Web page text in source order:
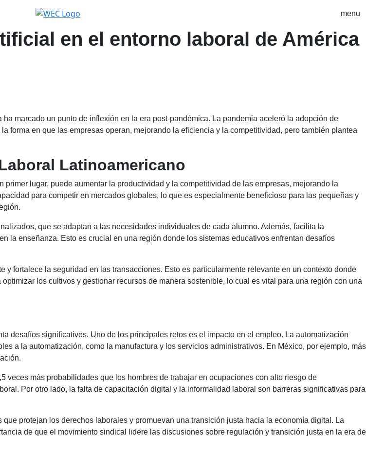
menu
en el entorno laboral de América
marcado un punto de inflexión en la era post-pandémica. La pandemia aceleró la adopción de
forma en que las empresas operan, mejorando la eficiencia y la competitividad, pero también plantea
Latinoamericano
lugar, puede aumentar la productividad y la competitividad de las empresas, mejorando la
para competir en mercados globales, lo que es especialmente beneficioso para las pequeñas y
que se adaptan a las necesidades individuales de cada alumno. Además, facilita la
la enseñanza. Esto es crucial en una región donde los sistemas educativos enfrentan desafíos
fortalece la seguridad en las transacciones. Esto es particularmente relevante en un contexto donde
los cultivos y gestionar recursos de manera sostenible, lo cual es vital para una región con una
desafíos significativos. Uno de los principales retos es el impacto en el empleo. La automatización
a la automatización, como la manufactura y los servicios administrativos. En México, por ejemplo, más
más probabilidades que los hombres de trabajar en ocupaciones con alto riesgo de
Por otro lado, la falta de capacitación digital y la informalidad laboral son barreras significativas para
protejan los derechos laborales y promuevan una transición justa hacia la economía digital. La
de que el movimiento sindical lidere las discusiones sobre regulación y transición justa en la era de